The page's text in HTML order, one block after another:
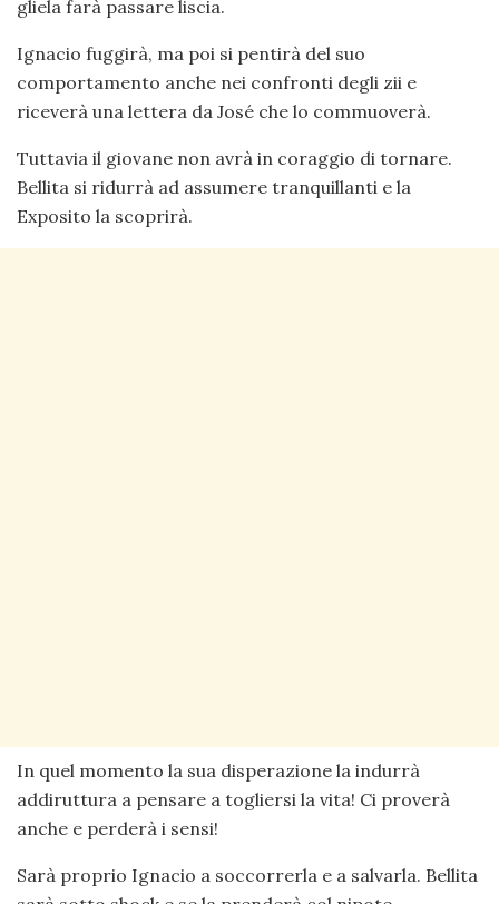
gliela farà passare liscia.
Ignacio fuggirà, ma poi si pentirà del suo
comportamento anche nei confronti degli zii e
riceverà una lettera da José che lo commuoverà.
Tuttavia il giovane non avrà in coraggio di tornare.
Bellita si ridurrà ad assumere tranquillanti e la
Exposito la scoprirà.
In quel momento la sua disperazione la indurrà
addiruttura a pensare a togliersi la vita! Ci proverà
anche e perderà i sensi!
Sarà proprio Ignacio a soccorrerla e a salvarla. Bellita